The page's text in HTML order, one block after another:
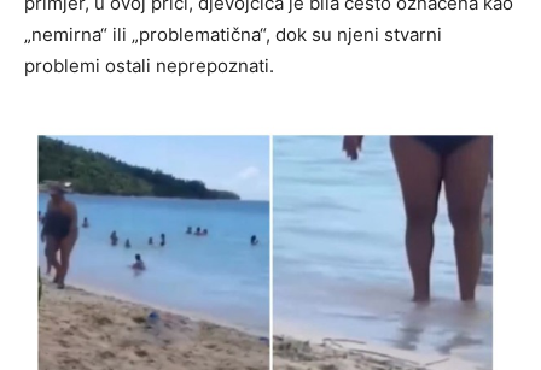
„nemirna“ ili „problematična“, dok su njeni stvarni
problemi ostali neprepoznati.